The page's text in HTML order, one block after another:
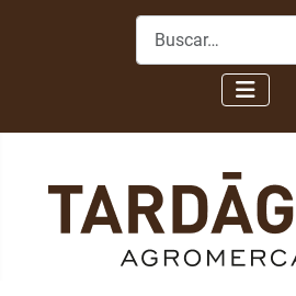
Buscar